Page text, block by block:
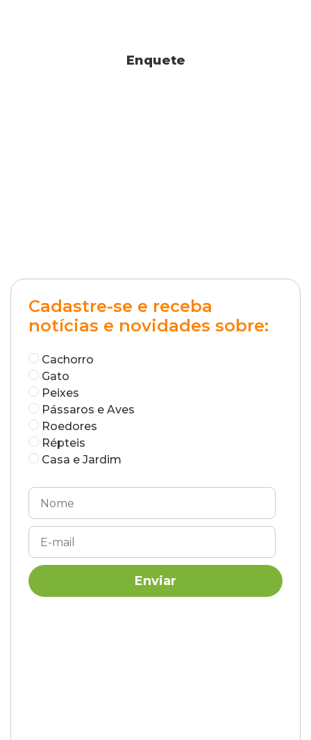
Enquete
Cadastre-se e receba
notícias e novidades sobre:
Cachorro
Gato
Peixes
Pássaros e Aves
Roedores
Répteis
Casa e Jardim